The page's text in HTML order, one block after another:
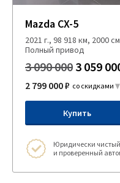
Mazda CX-5
2021 г., 98 918 км, 2000
Полный привод
3 090 000 3 059
2 799 000 ₽ со скидками
Купить
Юридически чистый
и проверенный